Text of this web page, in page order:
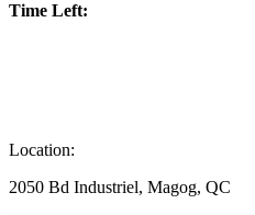
Time Left:
Location:
2050 Bd Industriel, Magog, QC